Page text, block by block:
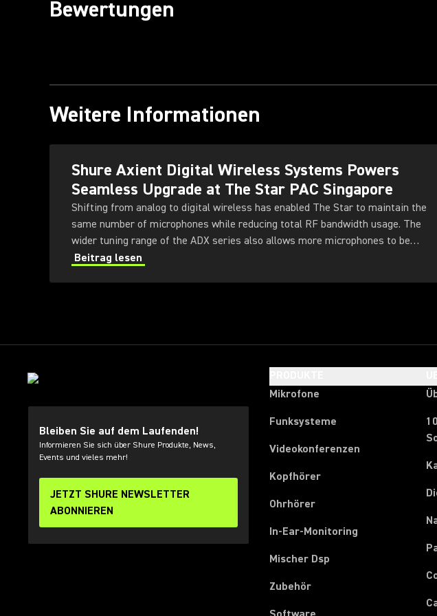
Bewertungen
Weitere Informationen
Shure Axient Digital Wireless Systems Powers
Seamless Upgrade at The Star PAC Singapore
Shifting from analog to digital wireless has enabled The Star to maintain the
same number of microphones while reducing total RF bandwidth usage. The
wider tuning range of the ADX series also allows more microphones to be
deployed simultaneously — offering greater flexibility for future productions.
Beitrag lesen
Bleiben Sie auf dem Laufenden!
Informieren Sie sich über Shure Produkte, News,
Events und vieles mehr!
JETZT SHURE NEWSLETTER
ABONNIEREN
Mikrofone
Funksysteme
Videokonferenzen
Kopfhörer
Ohrhörer
In-Ear-Monitoring
Mischer Dsp
Zubehör